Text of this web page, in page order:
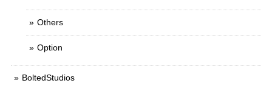
Others
Option
BoltedStudios